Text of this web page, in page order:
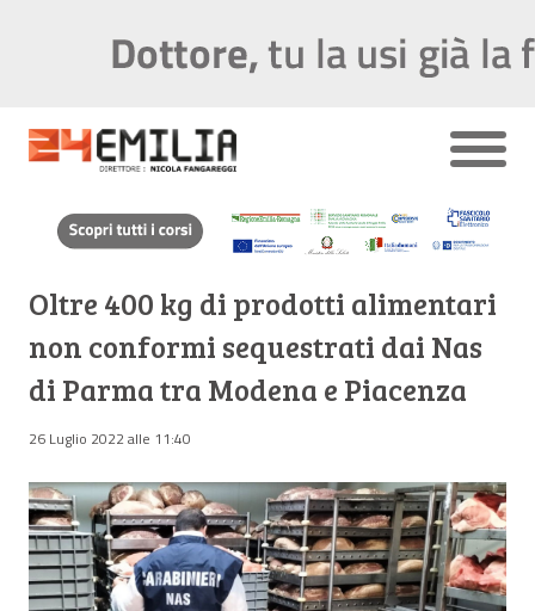
Oltre 400 kg di prodotti alimentari
non conformi sequestrati dai Nas
di Parma tra Modena e Piacenza
26 Luglio 2022 alle 11:40